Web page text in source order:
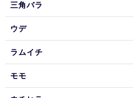
三角バラ
ウデ
ラムイチ
モモ